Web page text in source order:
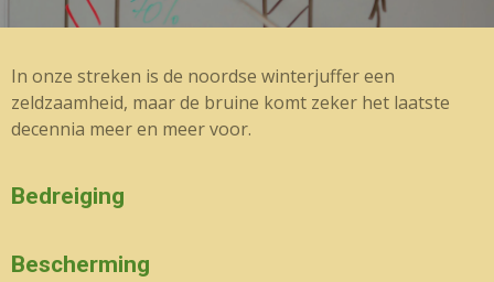
In onze streken is de noordse winterjuffer een
zeldzaamheid, maar de bruine komt zeker het laatste
decennia meer en meer voor.
Bedreiging
Bescherming